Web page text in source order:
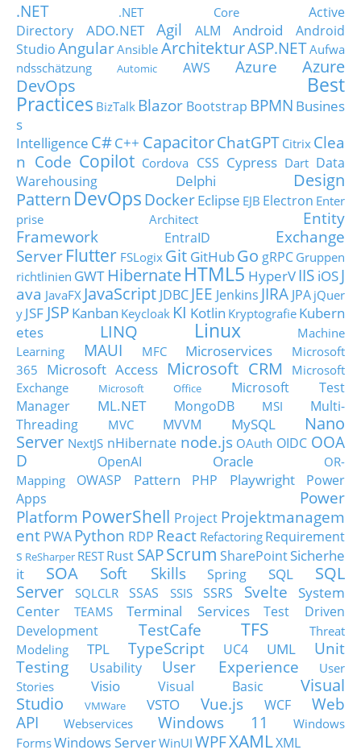
.NET .NET Core
Active
Directory
ADO.NET Agil ALM Android
Android
StudioAngularAnsible ArchitekturASP.NETAufwa
ndsschätzung
Automic AWS Azure
Azure
DevOps
Best
Practices BizTalk Blazor Bootstrap BPMN Busines
s
Intelligence C#C++ CapacitorChatGPT Citrix Clea
n Code Copilot Cordova CSS Cypress Dart Data
Warehousing
Delphi
Design
Pattern DevOps DockerEclipse EJB Electron Enter
prise Architect
Entity
Framework
EntraID
Exchange
Server Flutter FSLogix Git GitHubGo gRPC Gruppen
richtlinien GWT HibernateHTML5 HyperVIIS iOSJ
ava JavaFX JavaScript JDBC JEE Jenkins JIRA JPA jQuer
y JSF JSP Kanban Keycloak KI Kotlin Kryptografie Kubern
etes
LINQ Linux
Machine
Learning
MAUI MFC Microservices
Microsoft
365
Microsoft Access Microsoft CRM
Microsoft
Exchange
Microsoft Office
Microsoft Test
Manager
ML.NET MongoDB MSI
Multi-
Threading
MVC MVVM MySQL
Nano
Server NextJS nHibernate node.js OAuth OIDC OOA
D
OpenAI Oracle
OR-
Mapping
OWASP Pattern PHP Playwright
Power
Apps
Power
Platform PowerShell Project Projektmanagem
ent PWA Python RDP React Refactoring Requirement
s ReSharper RESTRust SAPScrum SharePointSicherhe
it
SOA Soft Skills Spring SQL
SQL
Server
SQLCLR SSAS SSIS SSRS Svelte
System
Center
TEAMS Terminal Services
Test Driven
Development
TestCafe TFS
Threat
Modeling
TPL TypeScript UC4 UML
Unit
Testing
Usability User Experience
User
Stories
Visio Visual Basic
Visual
Studio
VMWare VSTO Vue.js WCF
Web
API
Webservices Windows 11
Windows
FormsWindows ServerWinUI WPFXAMLXML